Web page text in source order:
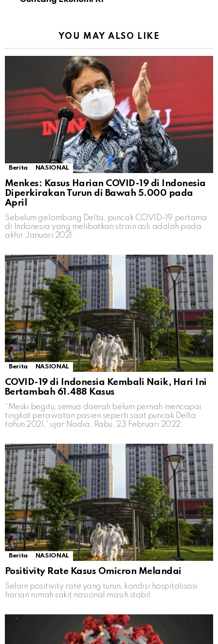
YOU MAY ALSO LIKE
Berita NASIONAL
Menkes: Kasus Harian COVID-19 di Indonesia
Diperkirakan Turun di Bawah 5.000 pada
April
Sebelum gelombang Delta, puncak COVID-19 pertama
di Indonesia yang melibatkan strain asli adalah pada
akhir Januari 2021.
Berita NASIONAL
COVID-19 di Indonesia Kembali Naik, Hari Ini
Bertambah 61.488 Kasus
“Meski begitu, semua daerah belum pernah mencapai
tingkat perawatan pasien seperti saat puncak Delta
tahun 2021,” ujar Nadia, Rabu, 23 Februari 2022.
Berita NASIONAL
Positivity Rate Kasus Omicron Melandai
Selain positivity rate yang turun, kondisi hospitalisasi
harian rumah sakit nasional masih stabil.